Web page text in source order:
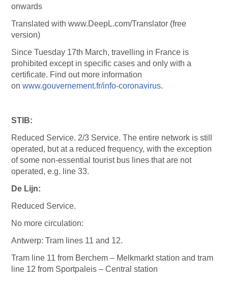
onwards
Translated with www.DeepL.com/Translator (free
version)
Since Tuesday 17th March, travelling in France is
prohibited except in specific cases and only with a
certificate. Find out more information
on www.gouvernement.fr/info-coronavirus.
STIB:
Reduced Service. 2/3 Service. The entire network is still
operated, but at a reduced frequency, with the exception
of some non-essential tourist bus lines that are not
operated, e.g. line 33.
De Lijn:
Reduced Service.
No more circulation:
Antwerp: Tram lines 11 and 12.
Tram line 11 from Berchem – Melkmarkt station and tram
line 12 from Sportpaleis – Central station